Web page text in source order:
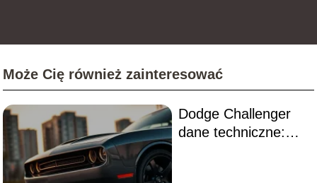
Może Cię również zainteresować
Dodge Challenger
dane techniczne: